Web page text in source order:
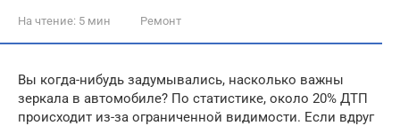
На чтение: 5 мин Ремонт
Вы когда-нибудь задумывались, насколько важны
зеркала в автомобиле? По статистике, около 20% ДТП
происходит из-за ограниченной видимости. Если вдруг